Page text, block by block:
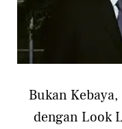
Bukan
dengan Look